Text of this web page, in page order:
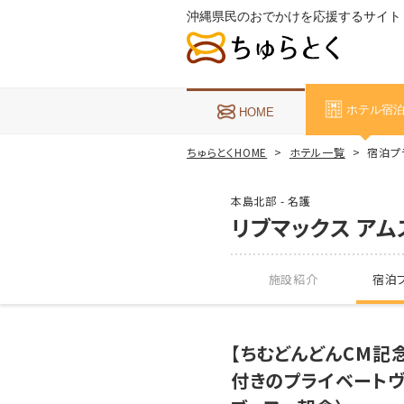
沖縄県民のおでかけを応援するサイト
HOME ホテル宿泊
ちゅらとくHOME ホテル一覧 宿泊プ
本島北部 - 名護
リブマックス ア
施設紹介 宿泊
【ちむどんどんCM
付きのプライベート